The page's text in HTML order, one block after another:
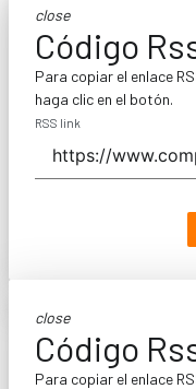
close
Código
Para copiar el enlace
haga clic en el botón.
RSS link
close
Código
Para copiar el enlace